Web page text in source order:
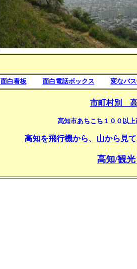
面白看板 面白電話ボックス 変なバ
市町村別 高
高知市あちこち１００以
高知を飛行機から、山から見
高知/観